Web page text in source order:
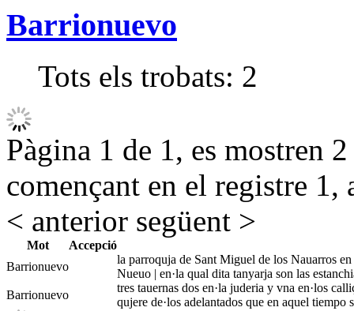
Barrionuevo
Tots els trobats: 2
Pàgina 1 de 1, es mostren
començant en el registre 1,
< anterior següent >
Mot
Accepció
Barrionuevo
la parroquja de Sant Miguel de los Nauarros
Nueuo | en·la qual dita tanyarja son las
Barrionuevo
tres tauernas dos en·la juderia y vna en·los
qujere de·los adelantados que en aquel tiempo